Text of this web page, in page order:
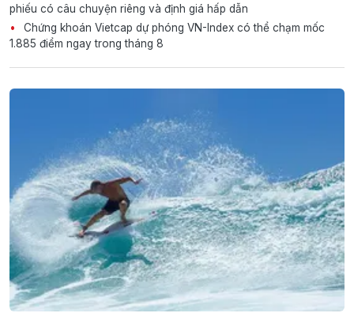
phiếu có câu chuyện riêng và định giá hấp dẫn
Chứng khoán Vietcap dự phóng VN-Index có thể chạm mốc
1.885 điểm ngay trong tháng 8